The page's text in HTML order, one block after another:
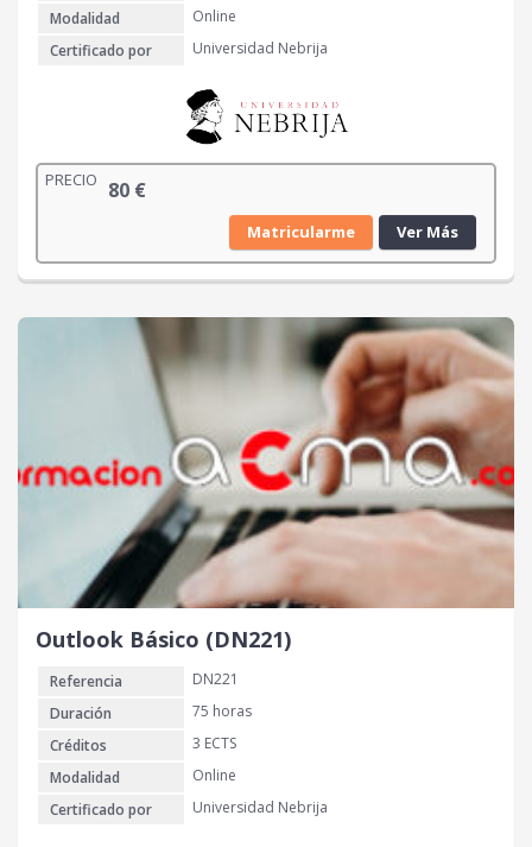
Modalidad
Online
Certificado por
Universidad Nebrija
PRECIO 80 €
Matricularme Ver Más
Outlook Básico (DN221)
Referencia
DN221
Duración
75 horas
Créditos
3 ECTS
Modalidad
Online
Certificado por
Universidad Nebrija